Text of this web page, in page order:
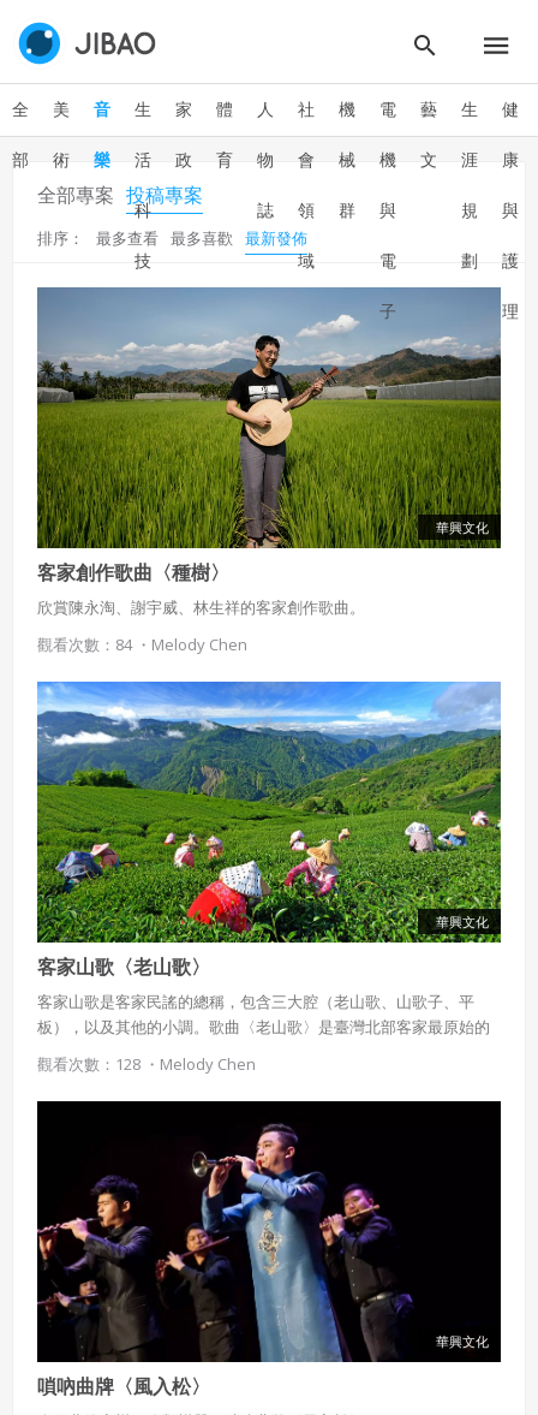
全
部
美
術
音
樂
生
活
科
技
家
政
體
育
人
物
誌
社
會
領
域
機
械
群
電
機
與
電
子
群
藝
文
生
涯
規
劃
健
康
與
護
理
全部專案 投稿專案
排序： 最多查看 最多喜歡 最新發佈
華興文化
客家創作歌曲〈種樹〉
欣賞陳永淘、謝宇威、林生祥的客家創作歌曲。
觀看次數：84 ・ Melody Chen
華興文化
客家山歌〈老山歌〉
客家山歌是客家民謠的總稱，包含三大腔（老山歌、山歌子、平
板），以及其他的小調。歌曲〈老山歌〉是臺灣北部客家最原始的
唱腔，節奏自由，可由演唱者隨興拉長音，旋律優美動聽。
觀看次數：128 ・ Melody Chen
華興文化
嗩吶曲牌〈風入松〉